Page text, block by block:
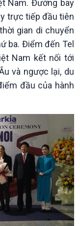
21h30
mục
Thời sự
Nam. Đường bay
trực tiếp đầu tiên
gian di chuyển
ba. Điểm đến Tel
Nam kết nối tới
và ngược lại, du
đầu của hành